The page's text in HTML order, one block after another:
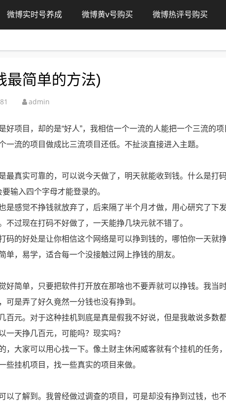
微博实时号养成 微博黄v号购买 微博热评号购买
最简单的方法)
admin
项目，却的是“好人”，我相信一个一流的人能把一个三流的
流的项目做成比三流项目还低。不扯淡直接进入主题。
最真实可靠的，可以说今天做了，明天就能收到钱。什么是打
输入四个字母才能登录的。
是感觉不挣钱就放弃了，后来隔了半个月才做，用心研究了下
过现在打码不好做了，一天能挣几块元就不错了。
码的好处是让你相信这个网络是可以挣到钱的，哪怕你一天就
，易学，适合每一个没接触过网上挣钱的朋友。
好简单，只要把软件打开放在那啥也不要弄就可以挣钱。我当
是弄了好久竟然一分钱也没有挣到。
百元。对于这种挂机到底是真是假我不好说，但是我敢说多数
一天挣几百元，可能吗？现实吗？
，大家可以用心找一下。像土财主休闲威客就有个挂机的任务
挂机项目，找一些真实的项目来做。
以了解到。我曾经做过调查的项目，可是却没有挣到过钱，也